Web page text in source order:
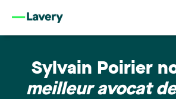
Sylvain Poirier
meilleur avocat